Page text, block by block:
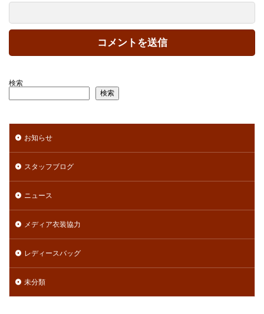
検索
検索
お知らせ
スタッフブログ
ニュース
メディア衣装協力
レディースバッグ
未分類